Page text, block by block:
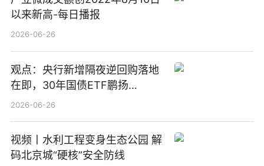
以来新高-每日播报
2026-06-26
观点：央行新增隔夜逆回购落地
在即，30年国债ETF鹏扬
(511090) 盘中小幅上涨
2026-06-26
视频丨水利工程变身生态公园 解
码北京城“硬核”安全防线